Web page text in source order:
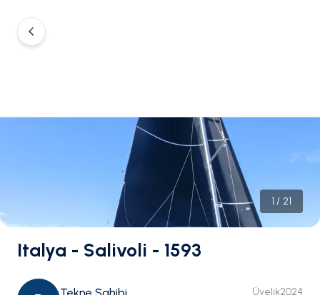
1 / 21
Italya - Salivoli - 1593
Üyelik2024